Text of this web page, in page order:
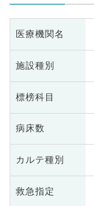
医療機関名
施設種別
標榜科目
病床数
カルテ種別
救急指定